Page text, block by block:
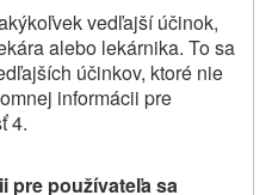
vedľajší účinok,
alebo lekárnika. To sa
účinkov, ktoré nie
informácii pre
4.
pre používateľa sa